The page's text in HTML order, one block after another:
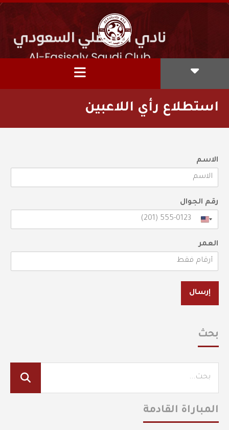
استطلاع رأي اللاعبين
الاسم
رقم الجوال
العمر
إرسال
بحث
المباراة القادمة